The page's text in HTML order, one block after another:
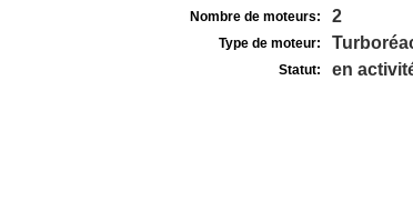
Nombre de moteurs: 2
Type de moteur:
Statut: en